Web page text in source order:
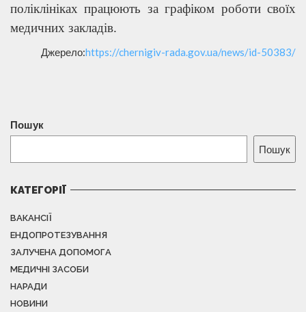
поліклініках працюють за графіком роботи своїх
медичних закладів.
Джерело:https://chernigiv-rada.gov.ua/news/id-50383/
Пошук
Пошук
КАТЕГОРІЇ
ВАКАНСІЇ
ЕНДОПРОТЕЗУВАННЯ
ЗАЛУЧЕНА ДОПОМОГА
МЕДИЧНІ ЗАСОБИ
НАРАДИ
НОВИНИ